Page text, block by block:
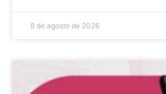
8 de agosto de 2026